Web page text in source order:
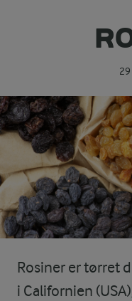
Rosiner er tørret
i Californien